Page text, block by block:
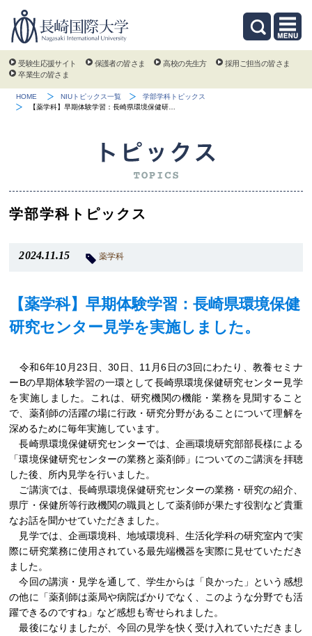
受験生応援サイト 保護者の皆さま 高校の先生方
採用ご担当の皆さま
卒業生の皆さま
HOME NIUトピックス一覧
学部学科トピックス
【薬学科】早期体験学習：長崎県環境保健研…
学部学科トピックス
2024.11.15 薬学科
【薬学科】早期体験学習：長崎県環境保健
研究センター見学を実施しました。
令和6年10月23日、30日、11月6日の3回にわたり、教養セミナ
ーBの早期体験学習の一環として長崎県環境保健研究センター見学
を実施しました。これは、研究機関の機能・業務を見聞すること
で、薬剤師の活躍の場に行政・研究分野があることについて理解を
深めるために毎年実施しています。
長崎県環境保健研究センターでは、企画環境研究部部長様による
「環境保健研究センターの業務と薬剤師」についてのご講演を拝聴
した後、所内見学を行いました。
ご講演では、長崎県環境保健研究センターの業務・研究の紹介、
県庁・保健所等行政機関の職員として薬剤師が果たす役割など貴重
なお話を聞かせていただきました。
見学では、企画環境科、地域環境科、生活化学科の研究室内で実
際に研究業務に使用されている最先端機器を実際に見せていただき
ました。
今回の講演・見学を通して、学生からは「良かった」という感想
の他に「薬剤師は薬局や病院ばかりでなく、このような分野でも活
躍できるのですね」など感想も寄せられました。
最後になりましたが、今回の見学を快く受け入れていただきまし